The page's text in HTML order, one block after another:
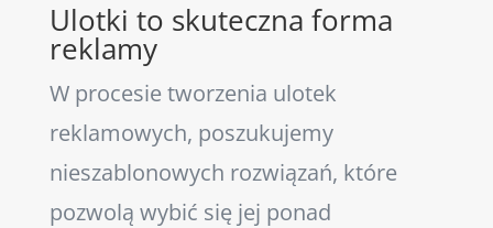
Ulotki to skuteczna forma
reklamy
W procesie tworzenia ulotek
reklamowych, poszukujemy
nieszablonowych rozwiązań, które
pozwolą wybić się jej ponad